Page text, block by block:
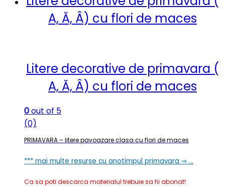
A, Ă, Â) cu flori de maces
Litere decorative de primavara (
A, Ă, Â) cu flori de maces
0out of 5
(0)
PRIMAVARA – litere pavoazare clasa cu flori de maces
*** mai multe resurse cu anotimpul primavara ⇒ …
Ca sa poti descarca materialul trebuie sa fii abonat!